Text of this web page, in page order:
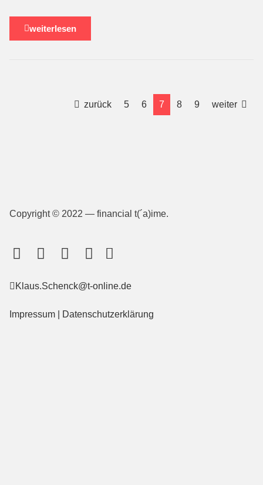
weiterlesen
zurück 5 6 7 8 9 weiter
Copyright © 2022 — financial t(´a)ime.
Klaus.Schenck@t-online.de
Impressum Datenschutzerklärung